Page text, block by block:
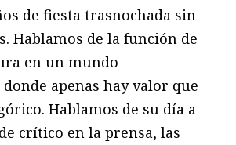
de fiesta trasnochada sin
Hablamos de la función de
en un mundo
apenas hay valor que
Hablamos de su día a
crítico en la prensa, las